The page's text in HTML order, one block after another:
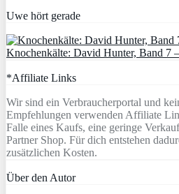
Uwe hört gerade
Knochenkälte: David Hunter, Band 7
*Affiliate Links
Wir sind ein Verbraucherportal und
Empfehlungen verwenden Affiliate
Falle eines Kaufs, eine geringe
Partner Shop. Für dich entstehen
zusätzlichen Kosten.
Über den Autor